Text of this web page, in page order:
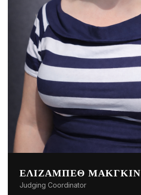
ΕΛΊΖΑΜΠΕΘ ΜΑΚΓΚΙΝ
Judging Coordinator